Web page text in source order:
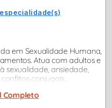
em Sexualidade Humana,
Atua com adultos e
sexualidade, ansiedade,
conjugais...
Completo